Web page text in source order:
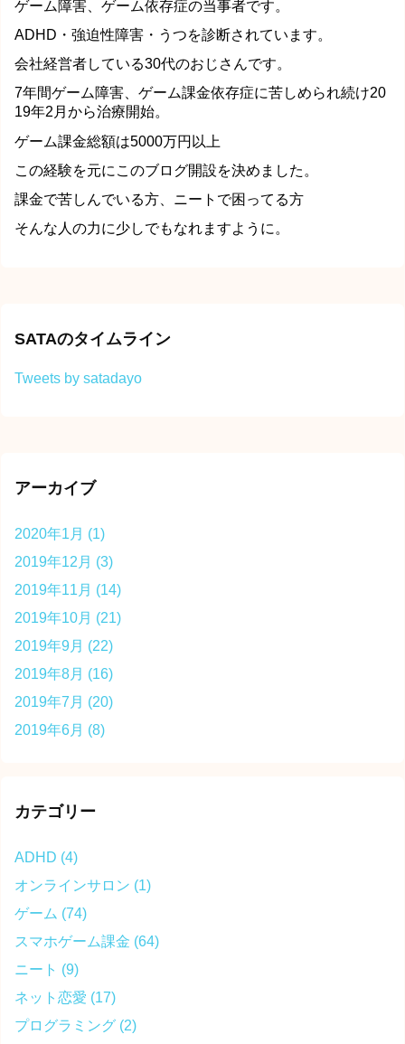
ゲーム障害、ゲーム依存症の当事者です。
ADHD・強迫性障害・うつを診断されています。
会社経営者している30代のおじさんです。
7年間ゲーム障害、ゲーム課金依存症に苦しめられ続け20
19年2月から治療開始。
ゲーム課金総額は5000万円以上
この経験を元にこのブログ開設を決めました。
課金で苦しんでいる方、ニートで困ってる方
そんな人の力に少しでもなれますように。
SATAのタイムライン
Tweets by satadayo
アーカイブ
2020年1月 (1)
2019年12月 (3)
2019年11月 (14)
2019年10月 (21)
2019年9月 (22)
2019年8月 (16)
2019年7月 (20)
2019年6月 (8)
カテゴリー
ADHD (4)
オンラインサロン (1)
ゲーム (74)
スマホゲーム課金 (64)
ニート (9)
ネット恋愛 (17)
プログラミング (2)